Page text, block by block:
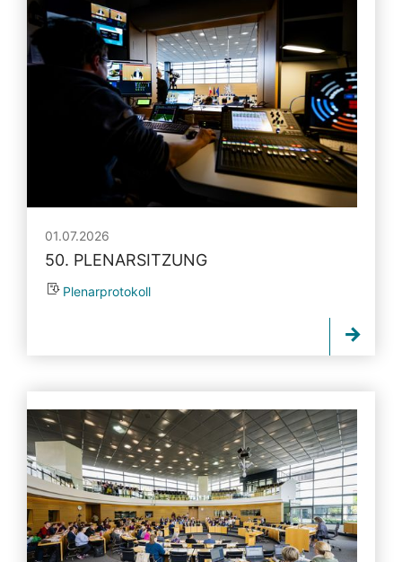
01.07.2026
50. PLENARSITZUNG
Plenarprotokoll